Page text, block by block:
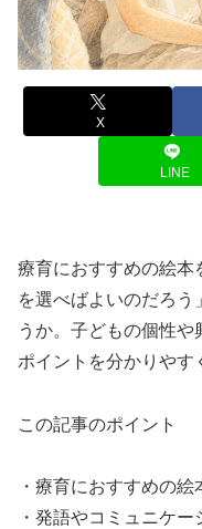
X
LINE
療育におすすめの絵本
を選べばよいのだろう
うか。子どもの個性
ポイントを分かりやす
この記事のポイント
・療育におすすめの絵
・発語やコミュニケ